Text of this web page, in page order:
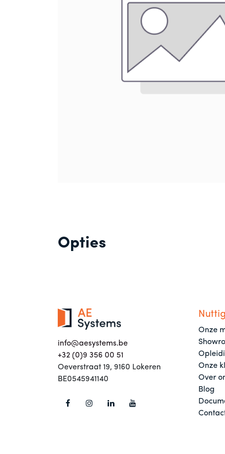
Opties
info@aesystems.be
+32 (0)9 356 00 51
Oeverstraat 19, 9160 Lokeren
BE0545941140
Onze
Onze
Over
Blog